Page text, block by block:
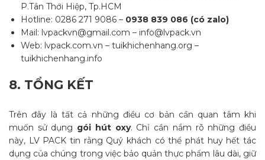
P.Tân Thới Hiệp, Tp.HCM
Hotline: 0286 271 9086 – 0938 839 086 (có zalo)
Mail: lvpackvn@gmail.com – info@lvpack.vn
Web: lvpack.com.vn – tuikhichenhang.org –
tuikhichenhang.info
8. TỔNG KẾT
Trên đây là tất cả những điều cơ bản cần quan tâm khi
muốn sử dụng gói hút oxy. Chỉ cần nắm rõ những điều
này, LV PACK tin rằng Quý khách có thể phát huy hết tác
dụng của chúng trong việc bảo quản thực phẩm lâu dài, giữ